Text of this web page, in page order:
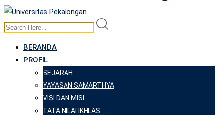
BERANDA
PROFIL
SEJARAH
YAYASAN SAMARTHYA
VISI DAN MISI
TATA NILAI IKHLAS